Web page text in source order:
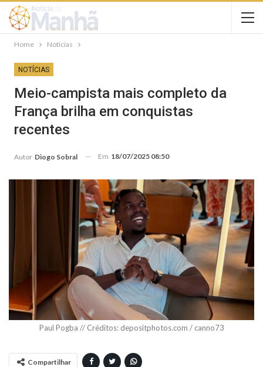
Home Notícias
NOTÍCIAS
Meio-campista mais completo da
França brilha em conquistas
recentes
Autor Diogo Sobral Em 18/07/2025 08:50
Paul Pogba // Créditos: depositphotos.com / canno73
Compartilhar